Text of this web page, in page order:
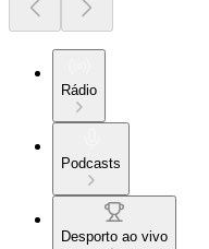
Rádio
Podcasts
Desporto ao vivo